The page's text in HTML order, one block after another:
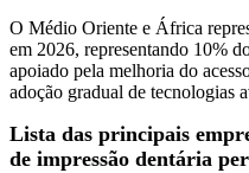
O Médio Oriente e África
em 2026, representando 10%
apoiado pela melhoria do
adoção gradual de tecnologias
Lista das principais
de impressão dentária